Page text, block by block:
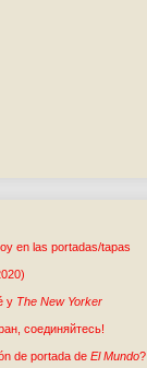
en las portadas/tapas
y The New Yorker
соединяйтесь!
de portada de El Mundo?